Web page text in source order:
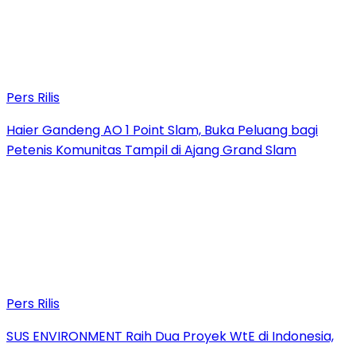
Pers Rilis
Haier Gandeng AO 1 Point Slam, Buka Peluang bagi
Petenis Komunitas Tampil di Ajang Grand Slam
Pers Rilis
SUS ENVIRONMENT Raih Dua Proyek WtE di Indonesia,